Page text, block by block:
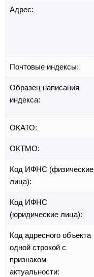
Адрес:
Почтовые индексы:
Образец написания
индекса:
ОКАТО:
ОКТМО:
Код ИФНС (физические
лица):
Код ИФНС
(юридические лица):
Код адресного объекта
одной строкой с
признаком
актуальности: